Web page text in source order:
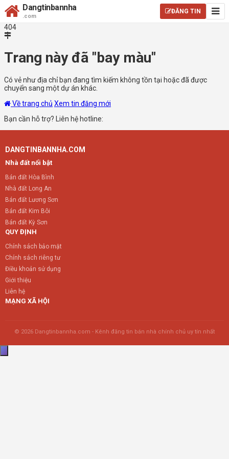
Dangtinbannha
.com
ĐĂNG TIN
404
Trang này đã "bay màu"
Có vẻ như địa chỉ bạn đang tìm kiếm không tồn tại hoặc đã được
chuyển sang một dự án khác.
Về trang chủ Xem tin đăng mới
Bạn cần hỗ trợ? Liên hệ hotline:
DANGTINBANNHA.COM
Nhà đất nổi bật
Bán đất Hòa Bình
Nhà đất Long An
Bán đất Lương Sơn
Bán đất Kim Bôi
Bán đất Kỳ Sơn
QUY ĐỊNH
Chính sách bảo mật
Chính sách riêng tư
Điều khoản sử dụng
Giới thiệu
Liên hệ
MẠNG XÃ HỘI
© 2026 Dangtinbannha.com - Kênh đăng tin bán nhà chính chủ uy tín nhất